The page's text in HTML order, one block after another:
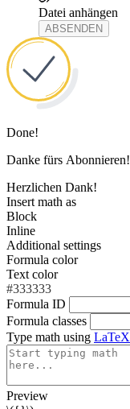
Datei anhängen
ABSENDEN
Done!
Danke fürs Abonnieren!
Herzlichen Dank!
Insert math as
Block
Inline
Additional settings
Formula color
Text color
#333333
Formula ID
Formula classes
Type math using LaTeX
Preview